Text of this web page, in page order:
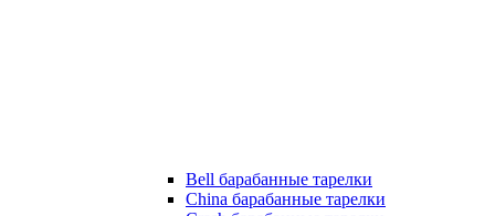
Bell барабанные тарелки
China барабанные тарелки